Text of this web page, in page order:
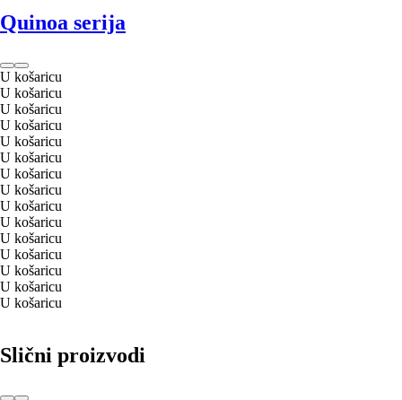
Quinoa serija
U košaricu
U košaricu
U košaricu
U košaricu
U košaricu
U košaricu
U košaricu
U košaricu
U košaricu
U košaricu
U košaricu
U košaricu
U košaricu
U košaricu
U košaricu
Slični proizvodi